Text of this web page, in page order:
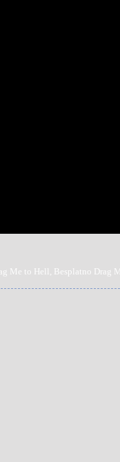
Me to Hell, Besplatno Drag